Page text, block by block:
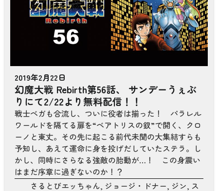
2019年2月22日
幻魔大戦 Rebirth第56話、 サンデーうぇぶ
りにて2/22より無料配信！！
戦士ベガも合流し、ついに役者は揃った！ パラレル
ワールドを隔てる扉を“ベアトリスの釵”で開く、クロ
ーノと東丈。その先に起こる前代未聞の大集結すらも
予知し、あえて運命に身を投げだしていたステラ。し
かし、同時にさらなる強敵の胎動が…！ この身震い
はまだ序章に過ぎないのか！？
さるとびエッちゃん, ジョージ・ドナー, ジン, ス